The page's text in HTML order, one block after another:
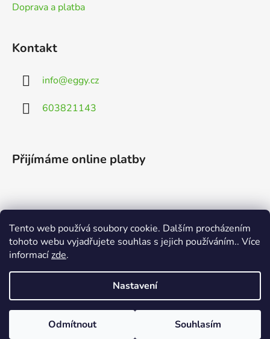
Tento web používá soubory cookie. Dalším procházením
tohoto webu vyjadřujete souhlas s jejich používáním.. Více
informacízde.
Nastavení
Odmítnout Souhlasím
Doprava a platba
Kontakt
info@eggy.cz
603821143
Přijímáme online platby
Vyhledávání
HLEDAT
Vytvořil Shoptet